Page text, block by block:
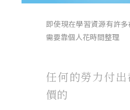
即使現在學習資源有許
需要靠個人花時間整理
任何的勞力付
價的